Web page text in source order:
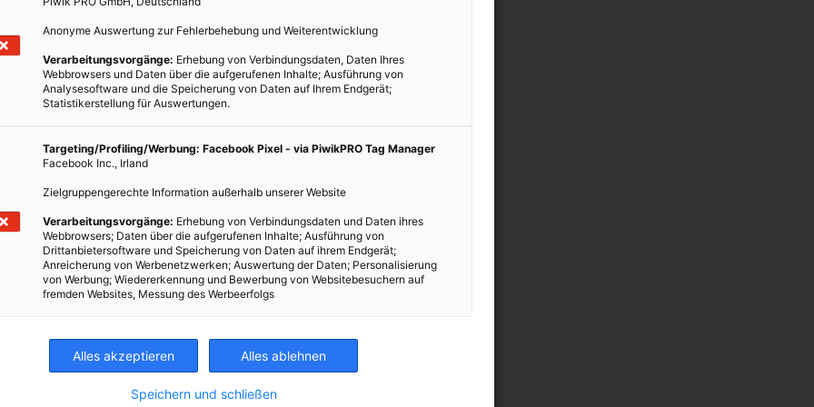
durch die Schneezäune in den Bergen inspiriert. Allerdings
sondern als Schutz vor Kälte und als Passagen zum Spielen
verwinkelt aneinander gereiht, dass verschiedene
entstehen. Die Winkel laden aber auch zum
Emission Cities
Architektur
Wald
Anonyme Auswertung zur Fehlerbehebung und Weiterentwicklung
Verarbeitungsvorgänge: Erhebung von Verbindungsdaten, Daten Ihres
Webbrowsers und Daten über die aufgerufenen Inhalte; Ausführung von
Analysesoftware und die Speicherung von Daten auf Ihrem Endgerät;
Statistikerstellung für Auswertungen.
Targeting/Profiling/Werbung: Facebook Pixel - via PiwikPRO Tag Manager
Facebook Inc., Irland
Zielgruppengerechte Information außerhalb unserer Website
Verarbeitungsvorgänge: Erhebung von Verbindungsdaten und Daten ihres
Webbrowsers; Daten über die aufgerufenen Inhalte; Ausführung von
Drittanbietersoftware und Speicherung von Daten auf ihrem Endgerät;
Anreicherung von Werbenetzwerken; Auswertung der Daten; Personalisierung
von Werbung; Wiedererkennung und Bewerbung von Websitebesuchern auf
fremden Websites, Messung des Werbeerfolgs
Alles akzeptieren Alles ablehnen
Speichern und schließen